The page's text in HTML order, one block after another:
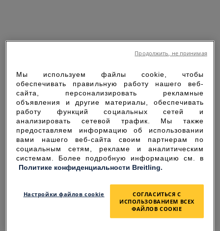
SORRY FOR THE
INCONVENIENCE
UNEXPECTED ERROR OCCURRED.
Мы используем файлы cookie, чтобы
обеспечивать правильную работу нашего веб-
сайта, персонализировать рекламные
объявления и другие материалы, обеспечивать
работу функций социальных сетей и
анализировать сетевой трафик. Мы также
предоставляем информацию об использовании
вами нашего веб-сайта своим партнерам по
социальным сетям, рекламе и аналитическим
системам. Более подробную информацию см. в
Политике конфиденциальности Breitling.
Настройки файлов cookie
СОГЛАСИТЬСЯ С
ИСПОЛЬЗОВАНИЕМ ВСЕХ
ФАЙЛОВ COOKIE
Продолжить, не принимая